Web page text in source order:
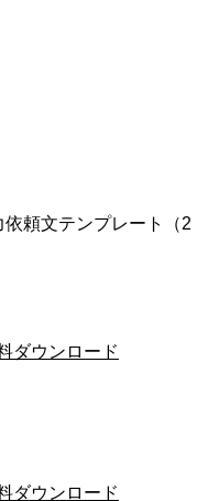
頼文テンプレート（2
ダウンロード
ダウンロード